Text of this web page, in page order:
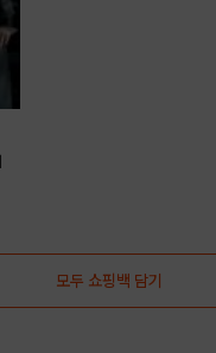
모두 쇼핑백 담기